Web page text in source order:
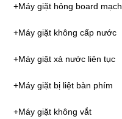
+Máy giặt hỏng board mạch
+Máy giặt không cấp nước
+Máy giặt xả nước liên tục
+Máy giặt bị liệt bàn phím
+Máy giặt không vắt